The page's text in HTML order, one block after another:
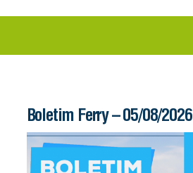
Boletim Ferry – 05/08/2026